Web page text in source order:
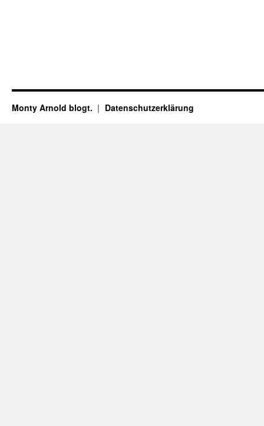
Monty Arnold blogt. Datenschutz­erklärung